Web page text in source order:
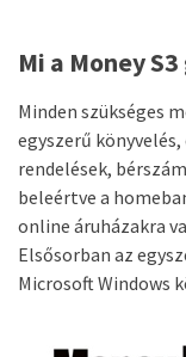
Mi a Money
Minden szükséges
egyszerű
rendelések,
beleértve a
online áruházakra
Elsősorban az
Microsoft Windows